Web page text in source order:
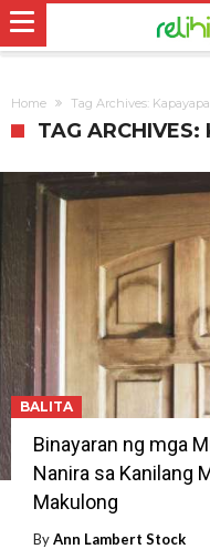
Home Tag Archives:
TAG ARCHIVES:
BALITA
Binayaran ng mga
Nanira sa Kanilang
Makulong
ByAnn Lambert Stock